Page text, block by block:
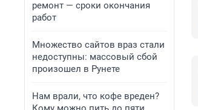
ремонт — сроки окончания
работ
Множество сайтов враз стали
недоступны: массовый сбой
произошел в Рунете
Нам врали, что кофе вреден?